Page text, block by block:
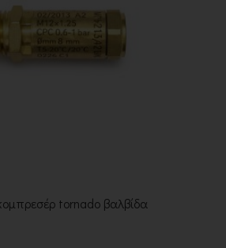
tornado βαλβίδα